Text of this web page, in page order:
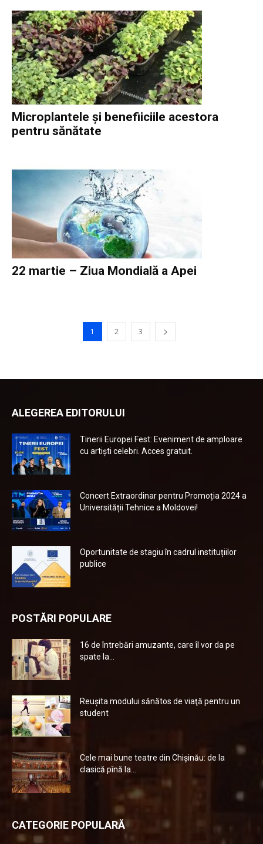
Microplantele și benefiiciile acestora
pentru sănătate
22 martie – Ziua Mondială a Apei
1 2 3
ALEGEREA EDITORULUI
Tinerii Europei Fest: Eveniment de amploare
cu artiști celebri. Acces gratuit.
Concert Extraordinar pentru Promoția 2024 a
Universității Tehnice a Moldovei!
Oportunitate de stagiu în cadrul instituțiilor
publice
POSTĂRI POPULARE
16 de întrebări amuzante, care îl vor da pe
spate la...
Reuşita modului sănătos de viaţă pentru un
student
Cele mai bune teatre din Chişinău: de la
clasică pînă la...
CATEGORIE POPULARĂ